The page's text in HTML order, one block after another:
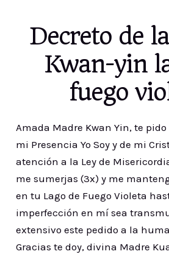
Decreto de
Kwan-yin
fuego
Amada Madre Kwan Yin, te
mi Presencia Yo Soy y de mi
atención a la Ley de
me sumerjas (3x) y me
en tu Lago de Fuego Violeta
imperfección en mí sea
extensivo este pedido a la
Gracias te doy, divina Madre